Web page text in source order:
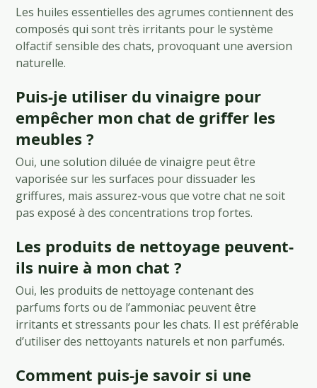
Les huiles essentielles des agrumes contiennent des
composés qui sont très irritants pour le système
olfactif sensible des chats, provoquant une aversion
naturelle.
Puis-je utiliser du vinaigre pour
empêcher mon chat de griffer les
meubles ?
Oui, une solution diluée de vinaigre peut être
vaporisée sur les surfaces pour dissuader les
griffures, mais assurez-vous que votre chat ne soit
pas exposé à des concentrations trop fortes.
Les produits de nettoyage peuvent-
ils nuire à mon chat ?
Oui, les produits de nettoyage contenant des
parfums forts ou de l’ammoniac peuvent être
irritants et stressants pour les chats. Il est préférable
d’utiliser des nettoyants naturels et non parfumés.
Comment puis-je savoir si une